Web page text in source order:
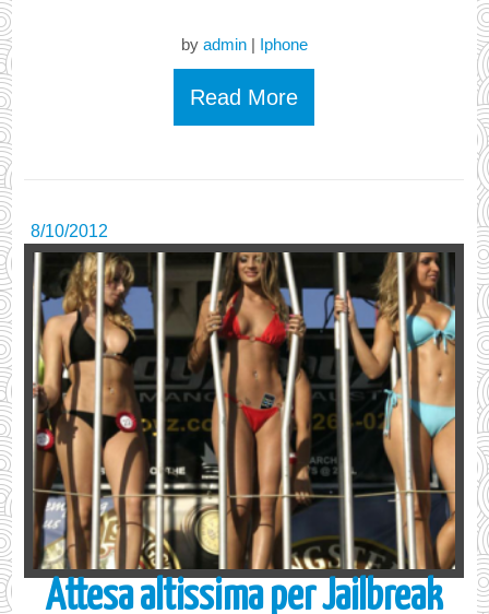
by admin| Iphone
Read More
8/10/2012
Attesa altissima per Jailbreak